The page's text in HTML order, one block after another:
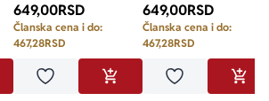
U KORPU
649,00RSD
Članska cena i do:
467,28RSD
Dodaj u omiljeneDODAJ U KORPU
649,00RSD
Članska cena i do:
467,28RSD
Dodaj u